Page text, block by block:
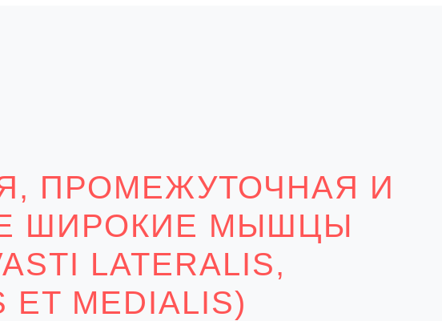
ПРОМЕЖУТОЧНАЯ И
ШИРОКИЕ МЫШЦЫ
LATERALIS,
ET MEDIALIS)